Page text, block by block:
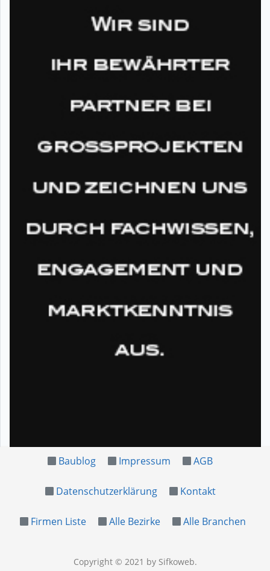
Baublog Impressum AGB
Datenschutzerklärung Kontakt
Firmen Liste Alle Bezirke Alle Branchen
Copyright © 2021 by Sifkoweb.